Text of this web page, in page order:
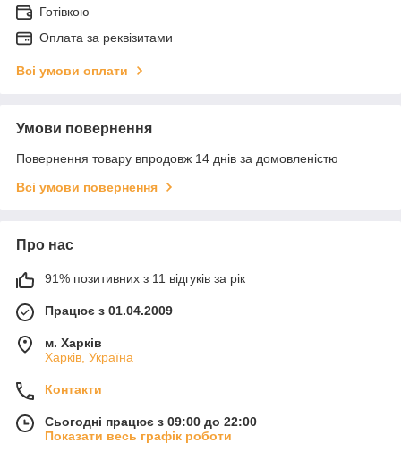
Готівкою
Оплата за реквізитами
Всі умови оплати
Умови повернення
Повернення товару впродовж 14 днів за домовленістю
Всі умови повернення
Про нас
91% позитивних з 11 відгуків за рік
Працює з 01.04.2009
м. Харків
Харків, Україна
Контакти
Сьогодні працює з 09:00 до 22:00
Показати весь графік роботи